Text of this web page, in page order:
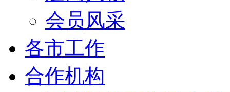
会员风采
各市工作
合作机构